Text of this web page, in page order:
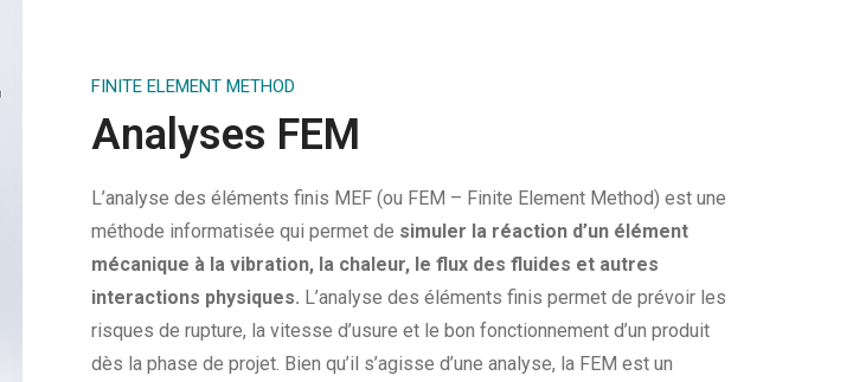
FINITE ELEMENT METHOD
Analyses FEM
L’analyse des éléments finis MEF (ou FEM – Finite Element Method) est une
méthode informatisée qui permet de simuler la réaction d’un élément
mécanique à la vibration, la chaleur, le flux des fluides et autres
interactions physiques. L’analyse des éléments finis permet de prévoir les
risques de rupture, la vitesse d’usure et le bon fonctionnement d’un produit
dès la phase de projet. Bien qu’il s’agisse d’une analyse, la FEM est un